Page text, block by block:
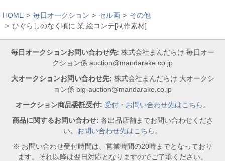
HOME 毎日オークション セル画
その他
ひぐらしのなく頃に 業 絵コンテ[制作素材]
毎日オークションお問い合わせ先: 株式会社まんだらけ 毎日オー
クション係 auction@mandarake.co.jp
大オークションお問い合わせ先: 株式会社まんだらけ 大オークシ
ョン係 big-auction@mandarake.co.jp
オークション商品委託受付: 受付・お問い合わせ先はこちら。
商品に関するお問い合わせ: 各出品店舗までお問い合わせくださ
い。 お問い合わせ先はこちら。
※ お問い合わせ受付時間は、営業時間の20時までとなっており
ます。それ以降は翌日対応となりますのでご了承ください。